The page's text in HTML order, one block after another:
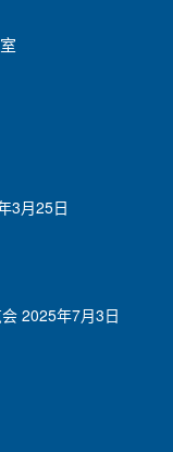
3月25日
2025年7月3日